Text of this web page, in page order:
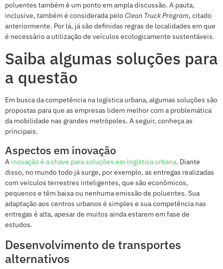
poluentes também é um ponto em ampla discussão. A pauta,
inclusive, também é considerada peloClean Truck Program, citado
anteriormente. Por lá, já são definidas regras de localidades em que
é necessário a utilização de veículos ecologicamente sustentáveis.
Saiba algumas soluções para
a questão
Em busca da competência na logística urbana, algumas soluções são
propostas para que as empresas lidem melhor com a problemática
da mobilidade nas grandes metrópoles. A seguir, conheça as
principais.
Aspectos em inovação
A inovação é a chave para soluções em logística urbana. Diante
disso, no mundo todo já surge, por exemplo, as entregas realizadas
com veículos terrestres inteligentes, que são econômicos,
pequenos e têm baixa ou nenhuma emissão de poluentes. Sua
adaptação aos centros urbanos é simples e sua competência nas
entregas é alta, apesar de muitos ainda estarem em fase de
estudos.
Desenvolvimento de transportes
alternativos